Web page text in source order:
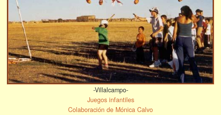
-Villalcampo-
Juegos infantiles
Colaboración de Mónica Calvo